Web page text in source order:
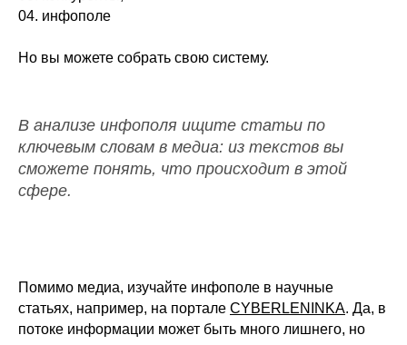
EYES
на маркетинг, развить креативное
практики в собственную работу.
04. инфополе
Но вы можете собрать свою систему.
В анализе инфополя ищите статьи по
ключевым словам в медиа: из текстов вы
сможете понять, что происходит в этой
сфере.
Помимо медиа, изучайте инфополе в научные
статьях, например, на портале CYBERLENINKA. Да, в
потоке информации может быть много лишнего, но